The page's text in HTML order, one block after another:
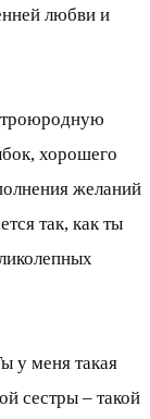
любви и
хорошего
желаний
так, как ты
у меня такая
сестры – такой